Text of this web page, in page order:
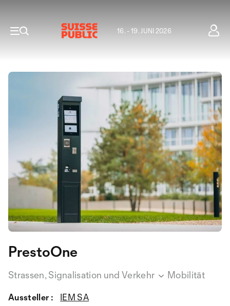
16. - 19. JUNI 2026
PrestoOne
Strassen, Signalisation und Verkehr Mobilität
Aussteller :
IEM SA